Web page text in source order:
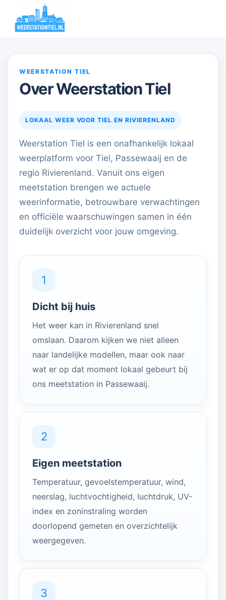
WEERSTATION TIEL
Over Weerstation Tiel
LOKAAL WEER VOOR TIEL EN RIVIERENLAND
Weerstation Tiel is een onafhankelijk lokaal
weerplatform voor Tiel, Passewaaij en de
regio Rivierenland. Vanuit ons eigen
meetstation brengen we actuele
weerinformatie, betrouwbare verwachtingen
en officiële waarschuwingen samen in één
duidelijk overzicht voor jouw omgeving.
1
Dicht bij huis
Het weer kan in Rivierenland snel
omslaan. Daarom kijken we niet alleen
naar landelijke modellen, maar ook naar
wat er op dat moment lokaal gebeurt bij
ons meetstation in Passewaaij.
2
Eigen meetstation
Temperatuur, gevoelstemperatuur, wind,
neerslag, luchtvochtigheid, luchtdruk, UV-
index en zoninstraling worden
doorlopend gemeten en overzichtelijk
weergegeven.
3